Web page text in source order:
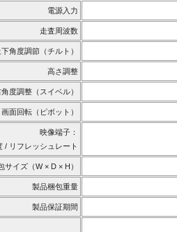
電源入力
走査周波数
下角度調節（チルト）
高さ調整
度調整（スイベル）
画面回転（ピボット）
映像端子：
/ リフレッシュレート
サイズ（W × D × H）
製品梱包重量
製品保証期間